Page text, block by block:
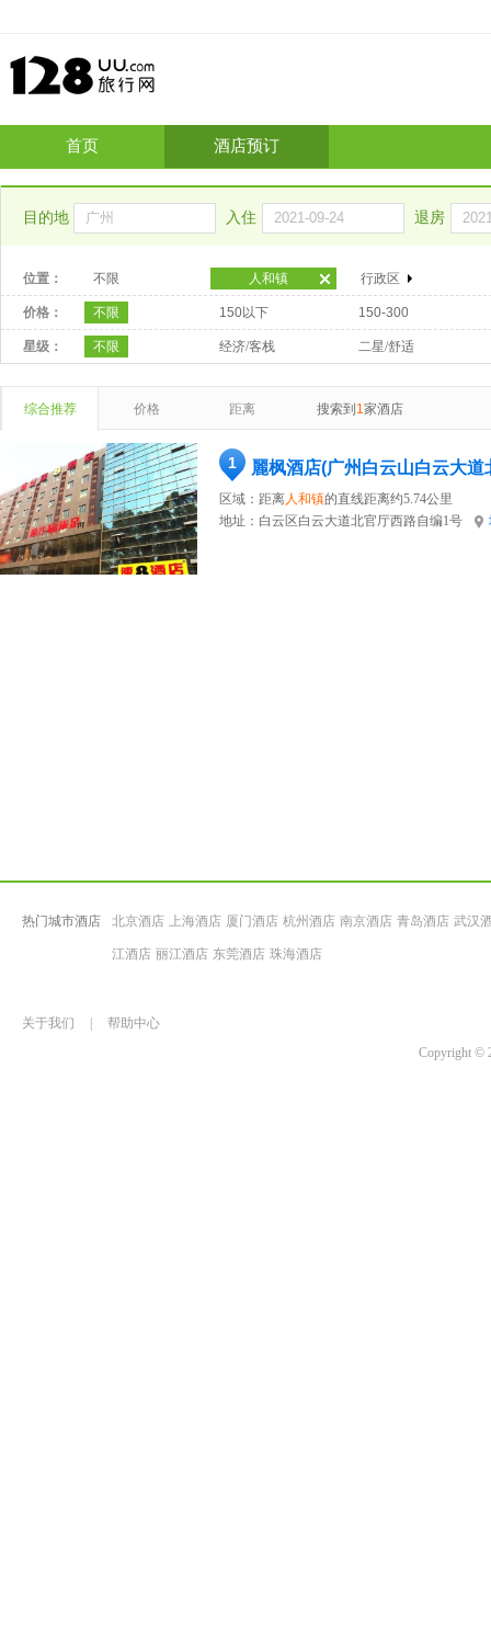
首页 酒店预订
目的地 入住 退房
位置： 不限 人和镇 行政区
价格： 不限 150以下 150-300
星级： 不限 经济/客栈 二星/舒适
综合推荐 价格 距离 搜索到 1家酒店
1 麗枫酒店(广州白云山白云大道
区域：距离人和镇的直线距离约5.74公里
地址： 白云区白云大道北官厅西路自编1号
热门城市酒店 北京酒店 上海酒店 厦门酒店 杭州酒店 南京酒店 青岛酒店 武汉
江酒店 丽江酒店 东莞酒店 珠海酒店
关于我们
帮助中心
Copyright ©